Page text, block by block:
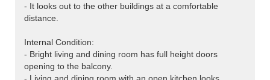
- It looks out to the other buildings at a comfortable
distance.
Internal Condition:
- Bright living and dining room has full height doors
opening to the balcony.